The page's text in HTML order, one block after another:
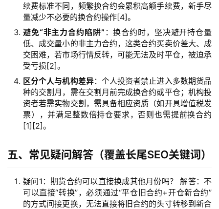
货
续费标准不同，频繁换合约会累积高额手续费，新手尽
量减少不必要的换合约操作[4]。
避免“非主力合约陷阱” ：换合约时，坚决避开持仓量
低、成交量小的非主力合约，这类合约买卖价差大、成
交困难，若市场行情反转，可能无法及时平仓，被迫承
受亏损[2]。
区分个人与机构差异：个人投资者禁止进入多数期货品
种的交割月，需在交割月前完成换合约或平仓；机构投
资者若需实物交割，需具备相应资质（如开具增值税发
票），并满足整数倍持仓要求，否则也需提前换合约
[1][2]。
五、常见疑问解答（覆盖长尾SEO关键词）
疑问1：期货合约可以直接换成其他月份吗？ 解答：不
可以直接“转换”，必须通过“平仓旧合约+开仓新合约”
的方式间接更换，无法直接将旧合约的头寸转移到新合